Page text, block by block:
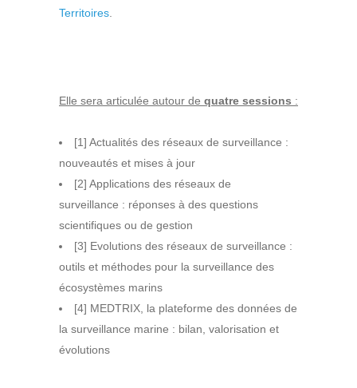
Territoires
Elle sera articulée autour de quatre sessions :
[1] Actualités des réseaux de surveillance :
nouveautés et mises à jour
[2] Applications des réseaux de
surveillance : réponses à des questions
scientifiques ou de gestion
[3] Evolutions des réseaux de surveillance :
outils et méthodes pour la surveillance des
écosystèmes marins
[4] MEDTRIX, la plateforme des données de
la surveillance marine : bilan, valorisation et
évolutions